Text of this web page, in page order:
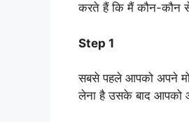
करते हैं कि मैं कौन-कौन
Step 1
सबसे पहले आपको अपने
लेना है उसके बाद आपको